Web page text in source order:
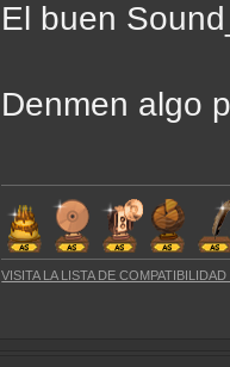
El buen
Denmen algo
VISITA LA LISTA DE